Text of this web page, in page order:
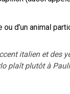
ou d’un animal
italien et des
plaît plutôt à